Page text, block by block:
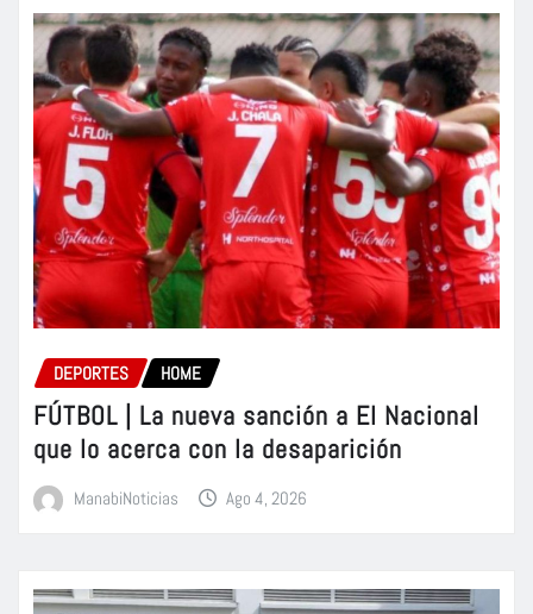
DEPORTES HOME
FÚTBOL | La nueva sanción a El Nacional
que lo acerca con la desaparición
ManabiNoticias Ago 4, 2026